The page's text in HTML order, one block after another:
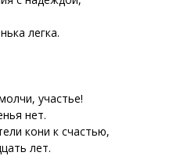
легка.
участье!
нет.
кони к счастью,
лет.